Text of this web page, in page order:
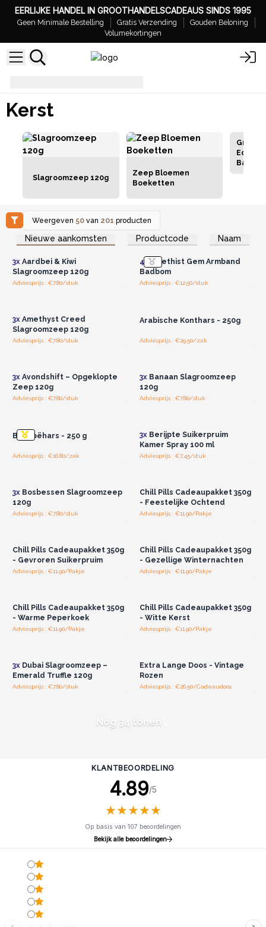
EERLIJKE HANDEL IN GROOTHANDELSCADEAUS SINDS 1995
Geen Minimale Bestelling Gratis Verzending
Gouden Beloning
Volumekortingen
Kerst
Slagroomzeep 120g
Zeep Bloemen
Boeketten
Weergeven 50 van 201 producten
Nieuwe aankomsten Productcode Naam
Log in of registreer u voor
groothandelsprijzen.
3xAardbei & Kiwi
Slagroomzeep 120g
Adviesprijs : €7.80/stuk
Log in of registreer u voor
groothandelsprijzen.
4x Amethist Gem Armband
Badbom
Adviesprijs : €12.50/stuk
3xAmethyst Creed
Slagroomzeep 120g
Adviesprijs : €7.80/stuk
Arabische Konthars - 250g
Adviesprijs : €29.50/zak
3xAvondshift – Opgeklopte
Zeep 120g
Adviesprijs : €7.80/stuk
3xBanaan Slagroomzeep
120g
Adviesprijs : €7.80/stuk
Benzoëhars - 250 g
Adviesprijs : €16.80/zak
3xBerijpte Suikerpruim
Kamer Spray 100 ml
Adviesprijs : €7.45/stuk
3xBosbessen Slagroomzeep
120g
Adviesprijs : €7.80/stuk
Chill Pills Cadeaupakket 350g
- Feestelijke Ochtend
Adviesprijs : €11.90/Pakje
Chill Pills Cadeaupakket 350g
- Gevroren Suikerpruim
Adviesprijs : €11.90/Pakje
Chill Pills Cadeaupakket 350g
- Gezellige Winternachten
Adviesprijs : €11.90/Pakje
Chill Pills Cadeaupakket 350g
- Warme Peperkoek
Adviesprijs : €11.90/Pakje
Chill Pills Cadeaupakket 350g
- Witte Kerst
Adviesprijs : €11.90/Pakje
3xDubai Slagroomzeep –
Emerald Truffle 120g
Adviesprijs : €7.80/stuk
Extra Lange Doos - Vintage
Rozen
Adviesprijs : €26.50/Cadeaudoos
Nog 34 tonen
KLANTBEOORDELING
4.89/5
★★★★★
★★★★★
Op basis van 107 beoordelingen
Bekijk alle beoordelingen